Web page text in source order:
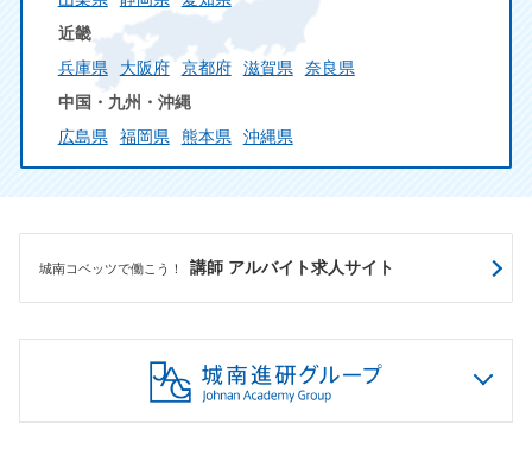
近畿
兵庫県
大阪府 京都府 滋賀県
奈良県
中国・九州・沖縄
広島県
福岡県 熊本県 沖縄県
城南コベッツで働こう！ 講師 アルバイト求人サイト